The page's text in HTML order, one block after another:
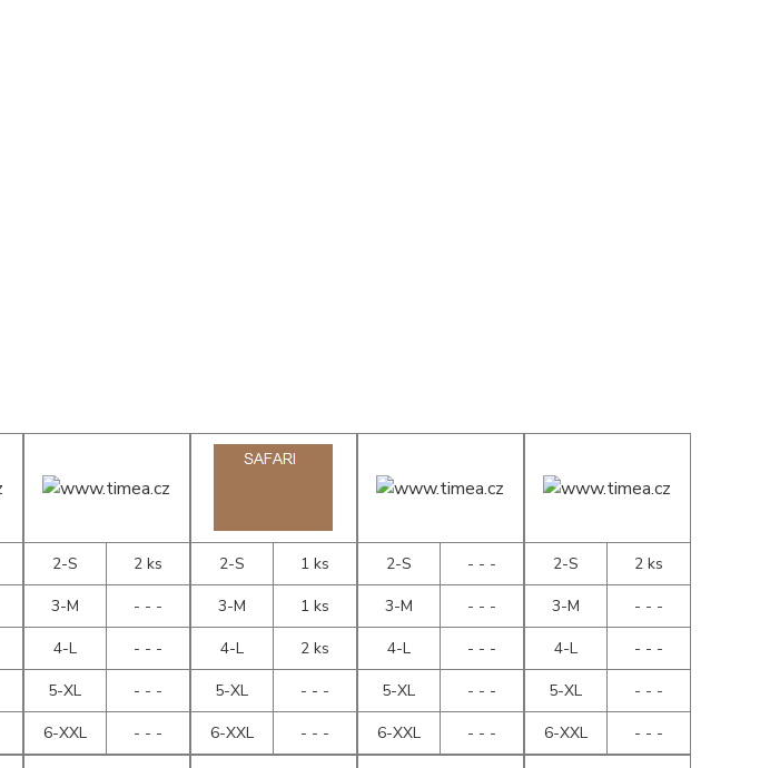
2-S
2 ks
3-M
- - -
4-L
- - -
5-XL
- - -
6-XXL
- - -
2-S
1 ks
3-M
1 ks
4-L
2 ks
5-XL
- - -
6-XXL
- - -
2-S
- - -
3-M
- - -
4-L
- - -
5-XL
- - -
6-XXL
- - -
2-S
2 ks
3-M
- - -
4-L
- - -
5-XL
- - -
6-XXL
- - -